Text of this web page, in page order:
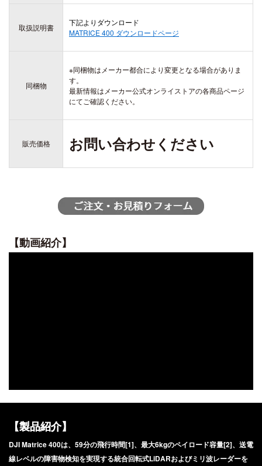
DJI LITO 1
DJI NEO 2
DJI NEO
DJI DOCK シリーズ
DJI DOCK 3
DJI ACTION シリーズ
OSMO ACTION 6
OSMO ACTION 5 PRO
OSMO ACTION 4
DJI ACTION 2
OSMO 360
DJI RS 4 PRO
DJI RS 3 Mini
DJI RS 3
取扱説明書
下記よりダウンロード
MATRICE 400 ダウンロードページ
同梱物
※同梱物はメーカー都合により変更となる場合がありま
す。
最新情報はメーカー公式オンライストアの各商品ページ
にてご確認ください。
販売価格 お問い合わせください
【動画紹介】
【製品紹介】
DJI Matrice 400は、59分の飛行時間[1]、最大6kgのペイロード容量[2]、送電
線レベルの障害物検知を実現する統合回転式LiDARおよびミリ波レーダーを